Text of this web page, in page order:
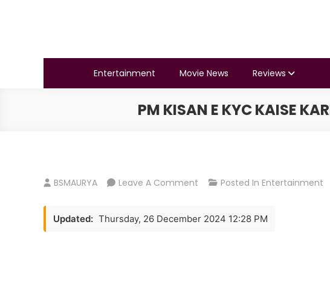
BSMAURYA
Entertainment
Movie News Reviews
PM KISAN E KYC KAISE
BSMAURYA Leave A Comment On
Kisan
Posted In Entertainment
Updated: Thursday, 26 December 2024 12:28 PM